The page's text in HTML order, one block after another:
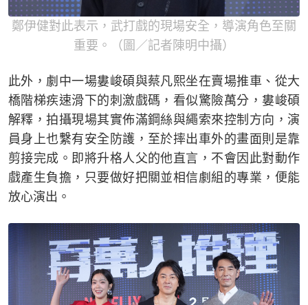
鄭伊健對此表示，武打戲的現場安全，導演角色至關
重要。（圖／記者陳明中攝）
此外，劇中一場婁峻碩與蔡凡熙坐在賣場推車、從大
橋階梯疾速滑下的刺激戲碼，看似驚險萬分，婁峻碩
解釋，拍攝現場其實佈滿鋼絲與繩索來控制方向，演
員身上也繫有安全防護，至於摔出車外的畫面則是靠
剪接完成。即將升格人父的他直言，不會因此對動作
戲產生負擔，只要做好把關並相信劇組的專業，便能
放心演出。